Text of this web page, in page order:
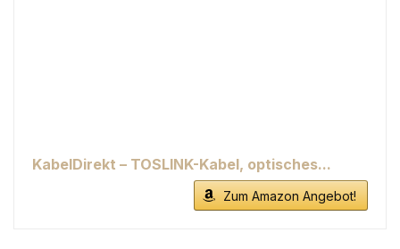
KabelDirekt – TOSLINK-Kabel, optisches...
Zum Amazon Angebot!